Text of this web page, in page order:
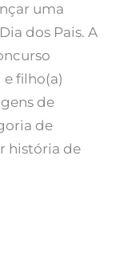
uma
dos Pais. A
filho(a)
de
de
história de